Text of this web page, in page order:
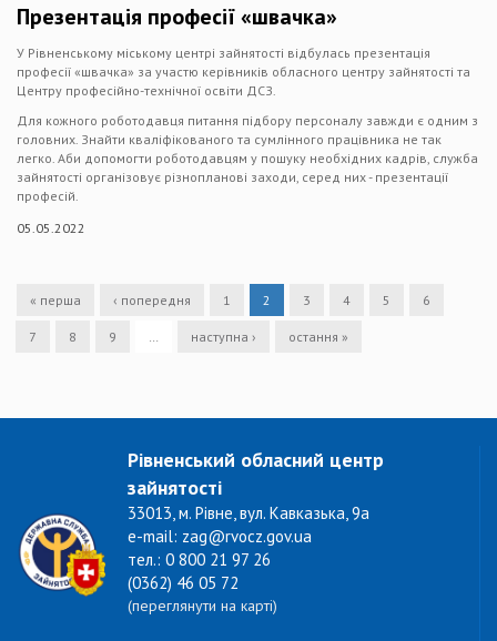
Презентація професії «швачка»
У Рівненському міському центрі зайнятості відбулась презентація
професії «швачка» за участю керівників обласного центру зайнятості та
Центру професійно-технічної освіти ДСЗ.
Для кожного роботодавця питання підбору персоналу завжди є одним з
головних. Знайти кваліфікованого та сумлінного працівника не так
легко. Аби допомогти роботодавцям у пошуку необхідних кадрів, служба
зайнятості організовує різнопланові заходи, серед них - презентації
професій.
05.05.2022
« перша ‹ попередня 1 2 3 4 5 6
7 8 9 … наступна › остання »
Рівненський обласний центр
зайнятості
33013, м. Рівне, вул. Кавказька, 9а
e-mail: zag@rvocz.gov.ua
тел.: 0 800 21 97 26
(0362) 46 05 72
(переглянути на карті)